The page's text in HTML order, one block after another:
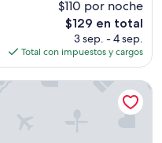
$110 por noche
El
precio
actual
es
de
$129 en total
3 sep. - 4 sep.
Total con impuestos y cargos